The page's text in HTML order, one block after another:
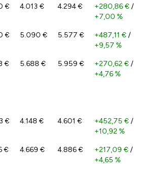
€ 4.013 € 4.294 € +280,86 € /
+7,00 %
€ 5.090 € 5.577 € +487,11 € /
+9,57 %
€ 5.688 € 5.959 € +270,62 € /
+4,76 %
€ 4.148 € 4.601 € +452,75 € /
+10,92 %
€ 4.669 € 4.886 € +217,09 € /
+4,65 %